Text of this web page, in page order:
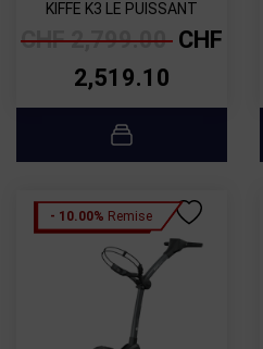
KIFFE K3 LE PUISSANT
CHF 2,799.00 CHF
2,519.10
- 10.00% Remise